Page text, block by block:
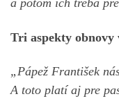
a potom ich treba
Tri aspekty
„Pápež František
A toto platí aj pre